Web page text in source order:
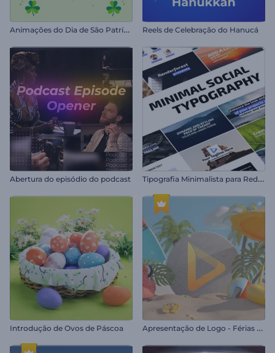
A
nimações do Dia de São Patrício Reels de Celebração do Hanucá
Abertura do episódio do podcast T
ipografia Minimalista para Redes Sociais
Introdução de Ovos de Páscoa A
presentação de Logo - Férias de Verão